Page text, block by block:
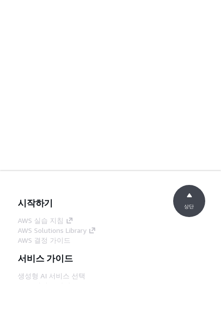
시작하기
AWS 실습 지침
AWS Solutions Library
AWS 결정 가이드
서비스 가이드
생성형 AI 서비스 선택
상단